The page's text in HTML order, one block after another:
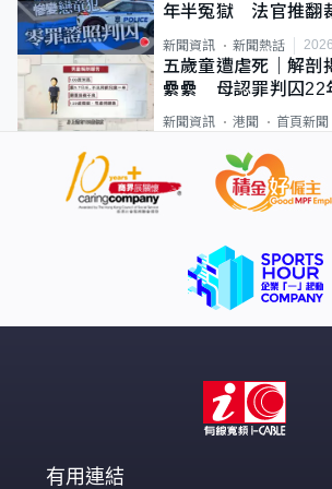
年半冤獄 法官推翻
新聞資訊 新聞熱話
五歲童遭虐死｜解剖
纍纍 母認罪判囚22
類案最惡劣
新聞資訊 港聞 首頁新聞
有用連結